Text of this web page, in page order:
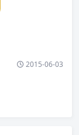
2015-06-03